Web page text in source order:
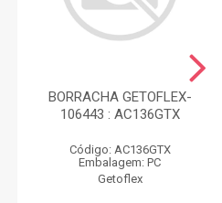
BORRACHA GETOFLEX-
106443 : AC136GTX
Código: AC136GTX
Embalagem: PC
Getoflex